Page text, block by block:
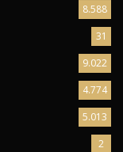
8.588
31
9.022
4.774
5.013
2